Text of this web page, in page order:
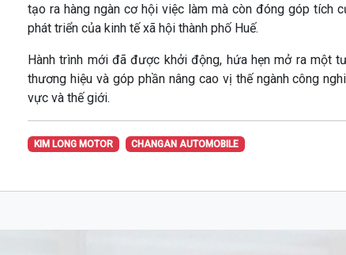
tạo ra hàng ngàn cơ hội việc làm mà còn đóng góp tích
phát triển của kinh tế xã hội thành phố Huế.
Hành trình mới đã được khởi động, hứa hẹn mở ra một
thương hiệu và góp phần nâng cao vị thế ngành công
vực và thế giới.
KIM LONG MOTOR CHANGAN AUTOMOBILE